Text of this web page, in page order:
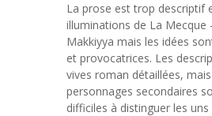
La prose est trop descriptif
illuminations de La Mecque
Makkiyya mais les idées
et provocatrices. Les
vives roman détaillées,
personnages secondaires
difficiles à distinguer les